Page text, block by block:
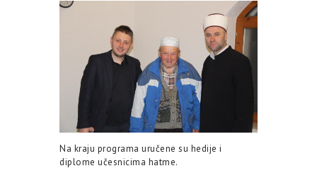
Na kraju programa uručene su hedije i
diplome učesnicima hatme.